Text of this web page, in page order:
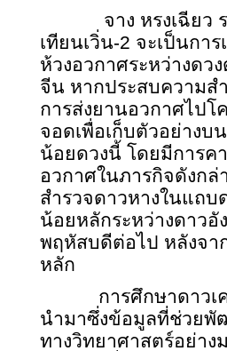
จาง หรงเฉียว
เทียนเวิ่น-2 จะเป็นกา
ห้วงอวกาศระหว่างดว
จีน หากประสบความส
การส่งยานอวกาศไปโ
จอดเพื่อเก็บตัวอย่างบ
น้อยดวงนี้ โดยมีการค
อวกาศในภารกิจดังกล่
สำรวจดาวหางในแถบ
น้อยหลักระหว่างดาวอั
พฤหัสบดีต่อไป หลังจา
หลัก
การศึกษาดาวเค
นำมาซึ่งข้อมูลที่ช่วยพั
ทางวิทยาศาสตร์อย่าง